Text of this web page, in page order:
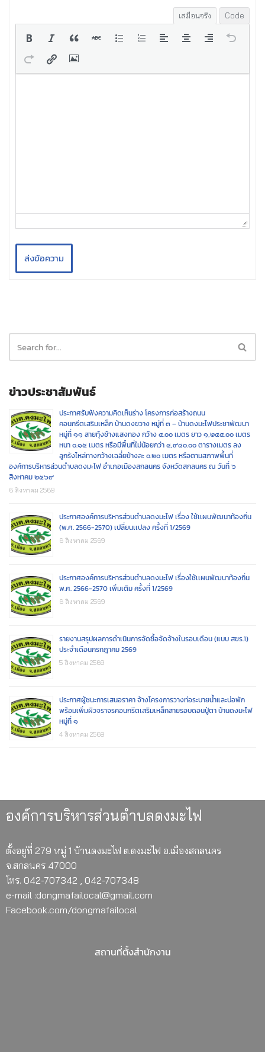
เสมือนจริง Code
ส่งข้อความ
ข่าวประชาสัมพันธ์
ประกาศรับฟังความคิดเห็นร่าง โครงการก่อสร้างถนน
คอนกรีตเสริมเหล็ก บ้านดงขวาง หมู่ที่ ๓ – บ้านดงมะไฟประชาพัฒนา
หมู่ที่ ๑๑ สายทุ้งช้างแสงทอง กว้าง ๔.๐๐ เมตร ยาว ๑,๒๔๕.๐๐ เมตร
หนา ๐.๑๕ เมตร หรือมีพื้นที่ไม่น้อยกว่า ๔,๙๘๐.๐๐ ตารางเมตร ลง
ลูกรังไหล่ทางกว้างเฉลี่ยข้างละ ๐.๒๐ เมตร หรือตามสภาพพื้นที่
องค์การบริหารส่วนตำบลดงมะไฟ อำเภอเมืองสกลนคร จังหวัดสกลนคร ณ วันที่ ๖
สิงหาคม ๒๕๖๙
6 สิงหาคม 2569
ประกาศองค์การบริหารส่วนตำบลดงมะไฟ เรื่อง ใช้เเผนพัฒนาท้องถิ่น
(พ.ศ. 2566-2570) เปลี่ยนเเปลง ครั้งที่ 1/2569
6 สิงหาคม 2569
ประกาศองค์การบริหารส่วนตำบลดงมะไฟ เรื่องใช้เเผนพัฒนาท้องถิ่น
พ.ศ. 2566-2570 เพิ่มเติม ครั้งที่ 1/2569
6 สิงหาคม 2569
รายงานสรุปผลการดำเนินการจัดซื้อจัดจ้างในรอบเดือน (แบบ สขร.1)
ประจำเดือนกรกฎาคม 2569
5 สิงหาคม 2569
ประกาศผู้ชนะการเสนอราคา จ้างโครงการวางท่อระบายน้ำและบ่อพัก
พร้อมเพิ่มผิวจราจรคอนกรีตเสริมเหล็กสายรอบดอนปู่ตา บ้านดงมะไฟ
หมู่ที่ ๑
4 สิงหาคม 2569
องค์การบริหารส่วนตำบลดงมะไฟ
ตั้งอยู่ที่ 279 หมู่ 1 บ้านดงมะไฟ ต.ดงมะไฟ อ.เมืองสกลนคร
จ.สกลนคร 47000
โทร. 042-707342 , 042-707348
e-mail :dongmafailocal@gmail.com
Facebook.com/dongmafailocal
สถานที่ตั้งสำนักงาน